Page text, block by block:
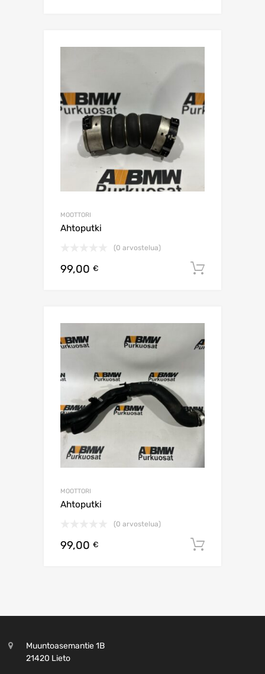
MOOTTORI
Ahtoputki
(0 arvostelua)
99,00 €
MOOTTORI
Ahtoputki
(0 arvostelua)
99,00 €
Muuntoasemantie 1B
21420 Lieto